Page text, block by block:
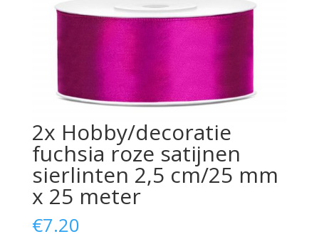
2x Hobby/decoratie
fuchsia roze satijnen
sierlinten 2,5 cm/25 mm
x 25 meter
€7.20